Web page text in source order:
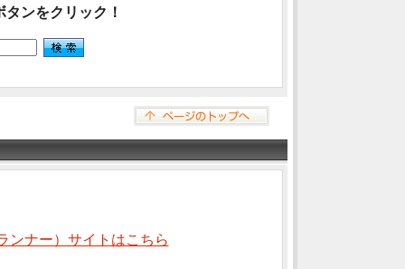
タンをクリック！
ンナー）サイトはこちら